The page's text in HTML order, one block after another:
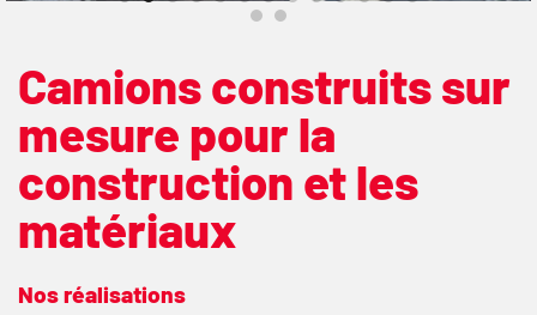
Camions construits sur
mesure pour la
construction et les
matériaux
Nos réalisations